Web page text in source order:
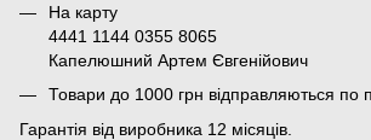
На карту
4441 1144 0355 8065
Капелюшний Артем Євгенійович
Товари до 1000 грн відправляються по
Гарантія від виробника 12 місяців.